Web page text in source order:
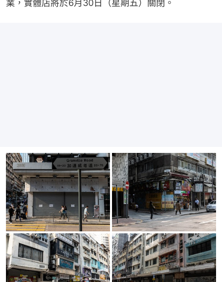
業，實體店將於6月30日（星期五）關閉。